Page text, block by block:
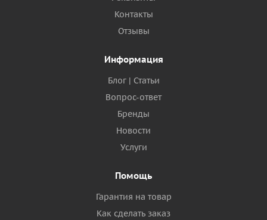
Контакты
Отзывы
Информация
Блог | Статьи
Вопрос-ответ
Бренды
Новости
Услуги
Помощь
Гарантия на товар
Как сделать заказ